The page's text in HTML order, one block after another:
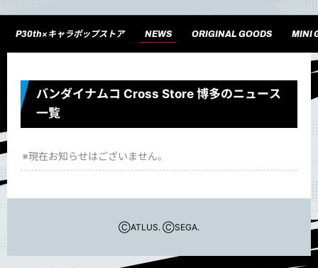
P30th×キャラポップストア​ NEWS ORIGINAL GOODS MINI
バンダイナムコ Cross Store 博多のニュース
一覧
※現在お知らせはございません。
ⒸATLUS. ⒸSEGA.